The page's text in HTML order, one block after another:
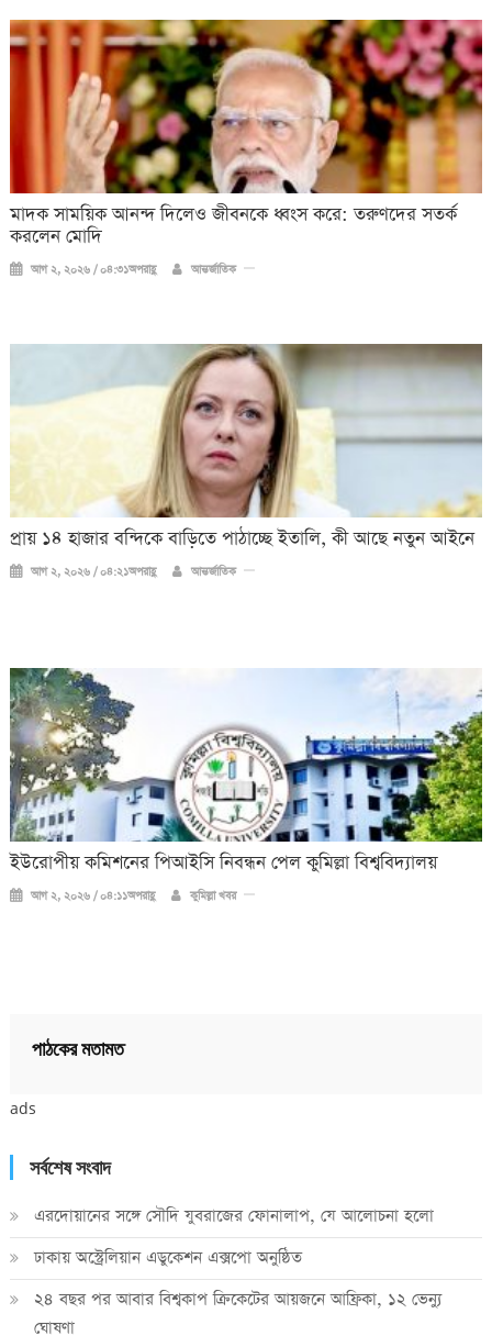
মাদক সাময়িক আনন্দ দিলেও জীবনকে ধ্বংস করে: তরুণদের সতর্ক
করলেন মোদি
আগ ২, ২০২৬ / ০৪:৩১অপরাহ্ণ আন্তর্জাতিক
প্রায় ১৪ হাজার বন্দিকে বাড়িতে পাঠাচ্ছে ইতালি, কী আছে নতুন আইনে
আগ ২, ২০২৬ / ০৪:২১অপরাহ্ণ আন্তর্জাতিক
ইউরোপীয় কমিশনের পিআইসি নিবন্ধন পেল কুমিল্লা বিশ্ববিদ্যালয়
আগ ২, ২০২৬ / ০৪:১১অপরাহ্ণ কুমিল্লা খবর
পাঠকের মতামত
ads
সর্বশেষ সংবাদ
এরদোয়ানের সঙ্গে সৌদি যুবরাজের ফোনালাপ, যে আলোচনা হলো
ঢাকায় অস্ট্রেলিয়ান এডুকেশন এক্সপো অনুষ্ঠিত
২৪ বছর পর আবার বিশ্বকাপ ক্রিকে‌টের আয়জনে আফ্রিকা, ১২ ভেন্যু
ঘোষণা